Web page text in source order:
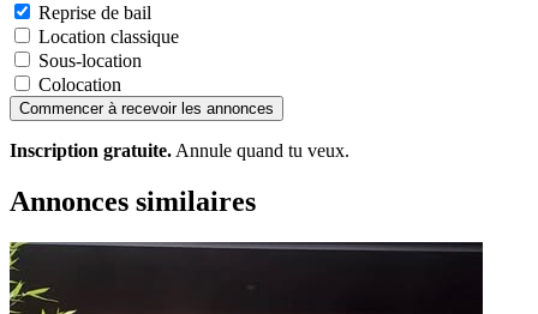
Reprise de bail
Location classique
Sous-location
Colocation
Commencer à recevoir les annonces
Inscription gratuite. Annule quand tu veux.
Annonces similaires